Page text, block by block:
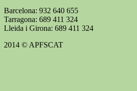
Barcelona: 932 640 655
Tarragona: 689 411 324
Lleida i Girona: 689 411 324
2014 © APFSCAT